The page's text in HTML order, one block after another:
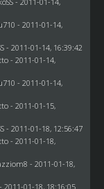
- 2011-01-14,
- 2011-01-14, 16:39:42
- 2011-01-14,
- 2011-01-14,
- 2011-01-15,
- 2011-01-18, 12:56:47
- 2011-01-18,
- 2011-01-18,
2011-01-18, 18:16:05